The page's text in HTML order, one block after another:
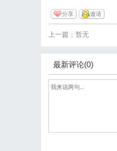
分享 邀请
上一篇：暂无
最新评论(0)